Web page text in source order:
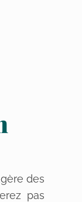
des
pas